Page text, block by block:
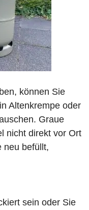
können Sie
Altenkrempe oder
Graue
nicht direkt vor Ort
neu befüllt,
sein oder Sie